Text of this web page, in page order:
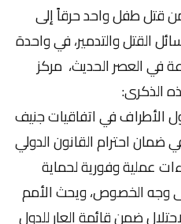
قتل طفل واحد حرقاً إلى
القتل والتدمير، في واحدة
في العصر الحديث، مركز
الذكرى:
الأطراف في اتفاقيات جنيف
ضمان احترام القانون الدولي
عملية وفورية لحماية
وجه الخصوص، ويحث الأمم
ضمن قائمة العار للدول